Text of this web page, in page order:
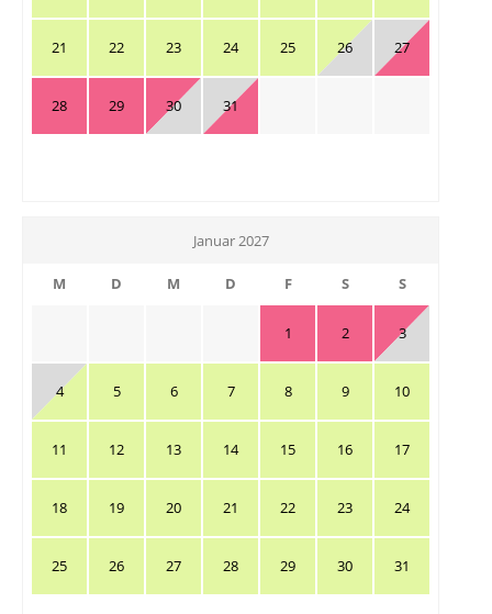
21 22 23 24 25 26 27
28 29 30 31
Januar 2027
M D M D F S S
1 2 3
4 5 6 7 8 9 10
11 12 13 14 15 16 17
18 19 20 21 22 23 24
25 26 27 28 29 30 31